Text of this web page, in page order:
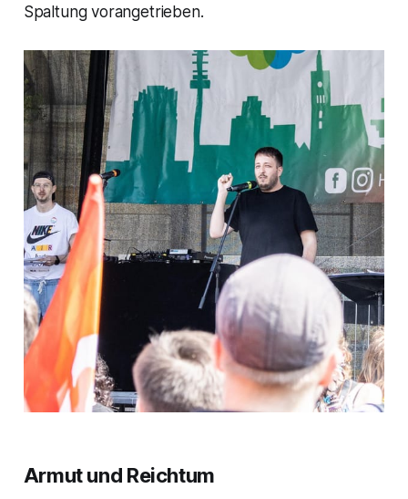
Spaltung vorangetrieben.
Armut und Reichtum